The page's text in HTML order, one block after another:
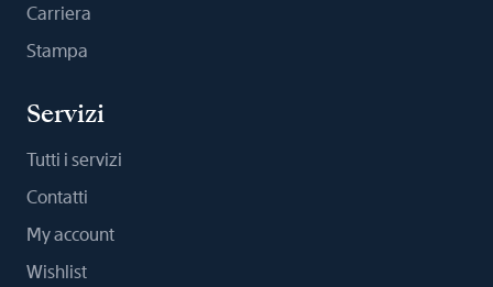
Carriera
Stampa
Servizi
Tutti i servizi
Contatti
My account
Wishlist